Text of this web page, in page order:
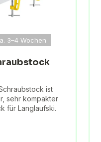
3–4 Wochen
ist
sehr kompakter
für Langlaufski.